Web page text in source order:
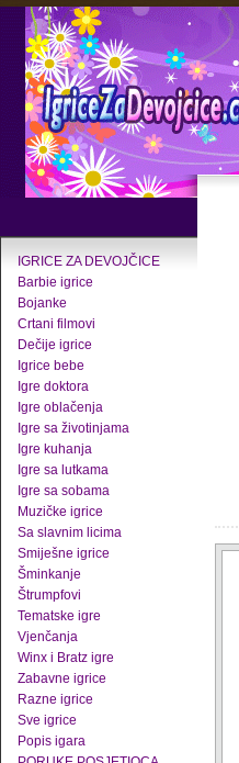
IGRICE ZA DEVOJČICE
Barbie igrice
Bojanke
Crtani filmovi
Dečije igrice
Igrice bebe
Igre doktora
Igre oblačenja
Igre sa životinjama
Igre kuhanja
Igre sa lutkama
Igre sa sobama
Muzičke igrice
Sa slavnim licima
Smiješne igrice
Šminkanje
Štrumpfovi
Tematske igre
Vjenčanja
Winx i Bratz igre
Zabavne igrice
Razne igrice
Sve igrice
Popis igara